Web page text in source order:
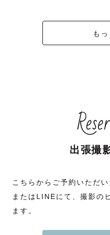
も
出張撮
こちらからご予約いただ
またはLINEにて、撮影の
ます。